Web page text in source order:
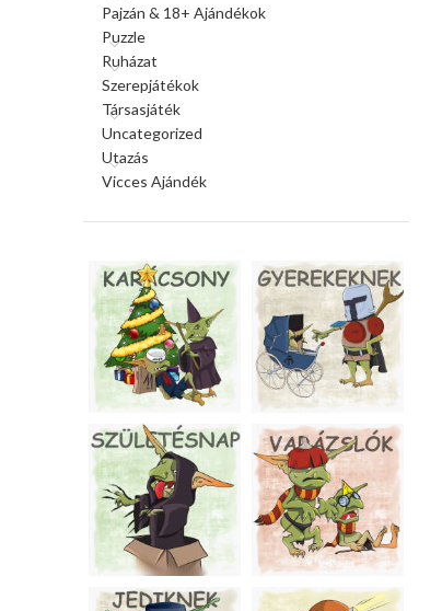
Pajzán & 18+ Ajándékok
Puzzle
Ruházat
Szerepjátékok
Társasjáték
Uncategorized
Utazás
Vicces Ajándék